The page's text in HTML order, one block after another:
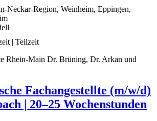
Neckar-Region, Weinheim, Eppingen,
| Teilzeit
Rhein-Main Dr. Brüning, Dr. Arkan und
Fachangestellte (m/w/d)
| 20–25 Wochenstunden